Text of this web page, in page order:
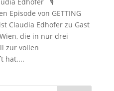
Episode von GETTING
Claudia Edhofer zu Gast
die in nur drei
zur vollen
hat....